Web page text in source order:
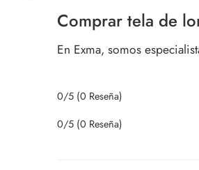
Comprar tela de
En Exma, somos
0/5 (0 Reseña)
0/5 (0 Reseña)